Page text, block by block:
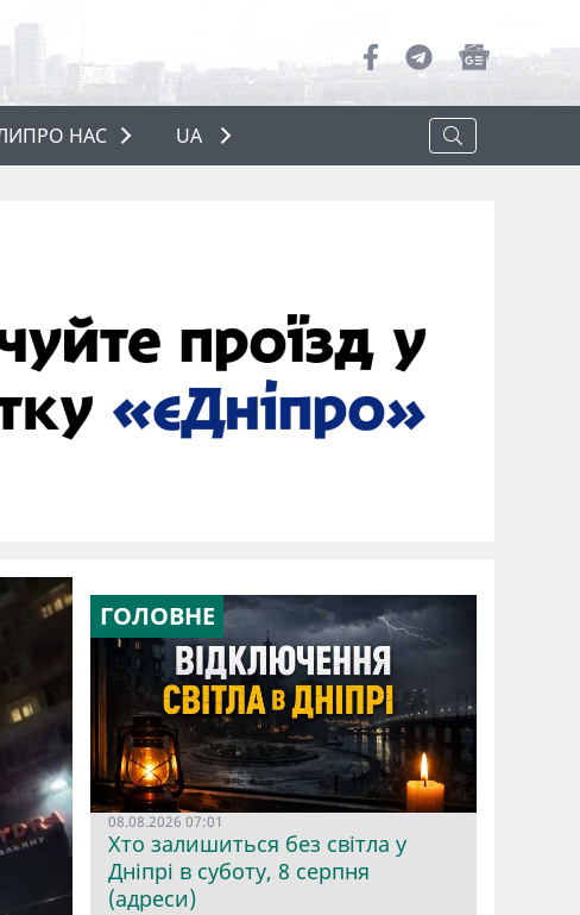
ПРО НАС
UA
ГОЛОВНЕ
08.08.2026 07:01
Хто залишиться без світла у
Дніпрі в суботу, 8 серпня
(адреси)